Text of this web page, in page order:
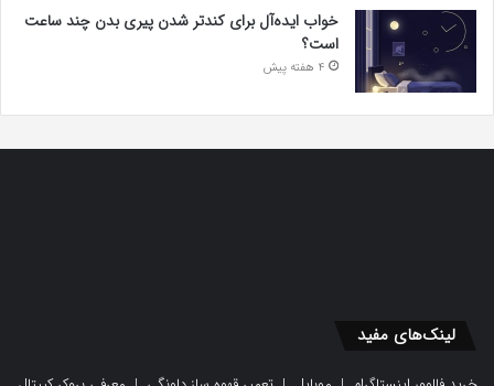
خواب ایده‌آل برای کندتر شدن پیری بدن چند ساعت
است؟
4 هفته پیش
لینک‌های مفید